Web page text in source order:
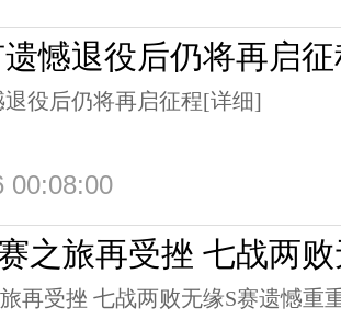
憾退役后仍将再启
役后仍将再启征程[详细]
00:08:00
之旅再受挫 七战两
再受挫 七战两败无缘S赛遗憾重